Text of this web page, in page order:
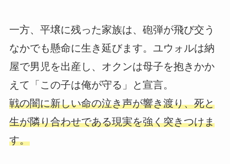
一方、平壌に残った家族は、砲弾が飛び交う
なかでも懸命に生き延びます。ユウォルは納
屋で男児を出産し、オクンは母子を抱きかか
えて「この子は俺が守る」と宣言。
戦の闇に新しい命の泣き声が響き渡り、死と
生が隣り合わせである現実を強く突きつけま
す。